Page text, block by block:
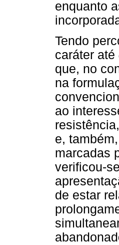
enquanto
Tendo
caráter até
que, no
na
ao
e,
marcadas
verificou-
de estar